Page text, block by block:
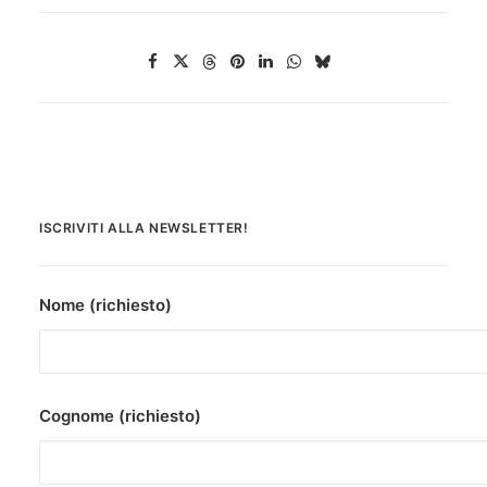
ISCRIVITI ALLA NEWSLETTER!
Nome (richiesto)
Cognome (richiesto)